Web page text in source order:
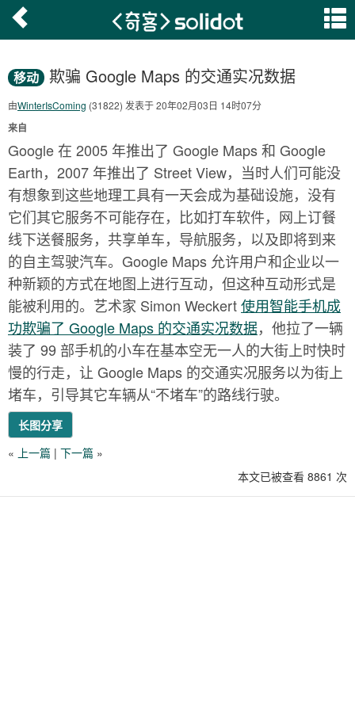
移动 欺骗 Google Maps 的交通实况数据
由WinterIsComing (31822) 发表于 20年02月03日 14时07分
来自
Google 在 2005 年推出了 Google Maps 和 Google
Earth，2007 年推出了 Street View，当时人们可能没
有想象到这些地理工具有一天会成为基础设施，没有
它们其它服务不可能存在，比如打车软件，网上订餐
线下送餐服务，共享单车，导航服务，以及即将到来
的自主驾驶汽车。Google Maps 允许用户和企业以一
种新颖的方式在地图上进行互动，但这种互动形式是
能被利用的。艺术家 Simon Weckert使用智能手机成
功欺骗了 Google Maps 的交通实况数据，他拉了一辆
装了 99 部手机的小车在基本空无一人的大街上时快时
慢的行走，让 Google Maps 的交通实况服务以为街上
堵车，引导其它车辆从“不堵车”的路线行驶。
长图分享
« 上一篇 | 下一篇 »
本文已被查看 8861 次